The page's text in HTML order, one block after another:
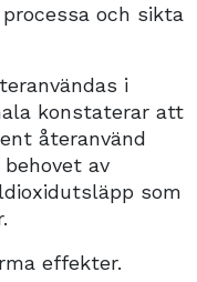
och sikta
i
konstaterar att
återanvänd
av
som
effekter.